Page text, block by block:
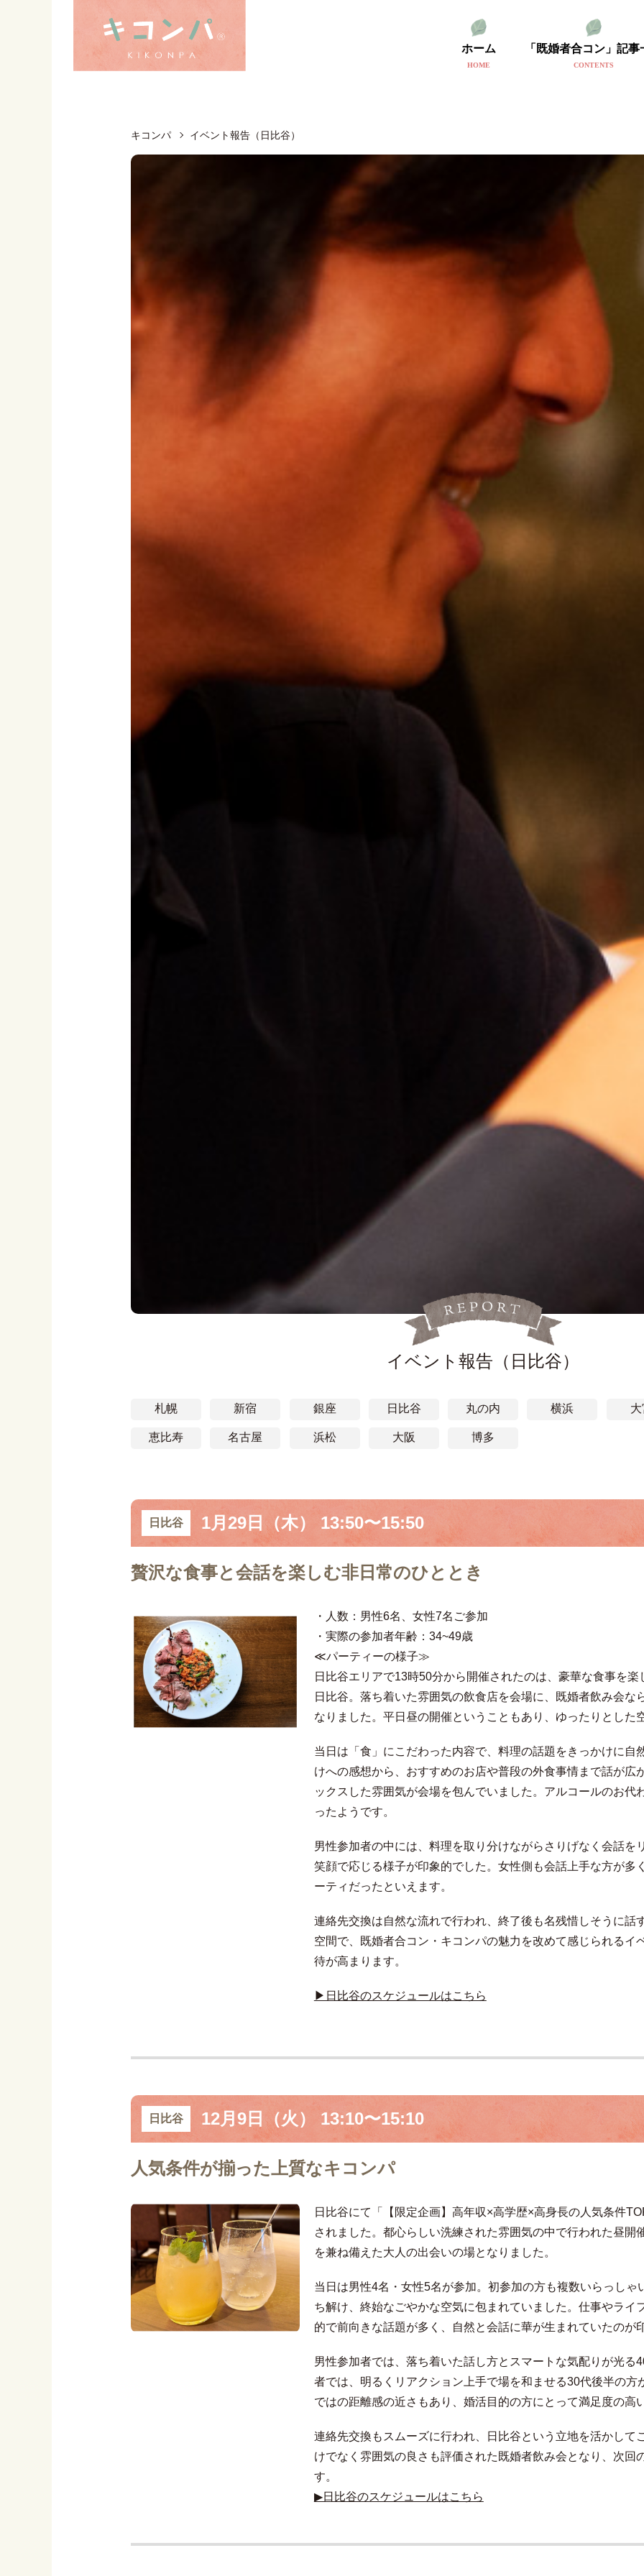
ホーム
HOME
「既婚者合コン」記事
CONTENTS
キコンパ イベント報告（日比谷）
イベント報告（日比谷）
札幌 新宿 銀座 日比谷 丸の内 横浜
恵比寿 名古屋 浜松 大阪 博多
日比谷 1月29日（木） 13:50〜15:50
贅沢な食事と会話を楽しむ非日常のひととき
・人数：男性6名、女性7名ご参加
・実際の参加者年齢：34~49歳
≪パーティーの様子≫
日比谷エリアで13時50分から開催されたのは、豪華な食事を
日比谷。落ち着いた雰囲気の飲食店を会場に、既婚者飲み会な
なりました。平日昼の開催ということもあり、ゆったりとした
当日は「食」にこだわった内容で、料理の話題をきっかけに自
けへの感想から、おすすめのお店や普段の外食事情まで話が広
ックスした雰囲気が会場を包んでいました。アルコールのお代
ったようです。
男性参加者の中には、料理を取り分けながらさりげなく会話を
笑顔で応じる様子が印象的でした。女性側も会話上手な方が多
ーティだったといえます。
連絡先交換は自然な流れで行われ、終了後も名残惜しそうに話
空間で、既婚者合コン・キコンパの魅力を改めて感じられるイ
待が高まります。
▶日比谷のスケジュールはこちら
日比谷 12月9日（火） 13:10〜15:10
人気条件が揃った上質なキコンパ
日比谷にて「【限定企画】高年収×高学歴×高身長の人気条件
されました。都心らしい洗練された雰囲気の中で行われた昼開
を兼ね備えた大人の出会いの場となりました。
当日は男性4名・女性5名が参加。初参加の方も複数いらっし
ち解け、終始なごやかな空気に包まれていました。仕事やライ
的で前向きな話題が多く、自然と会話に華が生まれていたのが
男性参加者では、落ち着いた話し方とスマートな気配りが光る
者では、明るくリアクション上手で場を和ませる30代後半の
ではの距離感の近さもあり、婚活目的の方にとって満足度の高
連絡先交換もスムーズに行われ、日比谷という立地を活かして
けでなく雰囲気の良さも評価された既婚者飲み会となり、次回
す。
▶日比谷のスケジュールはこちら